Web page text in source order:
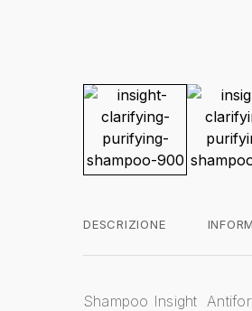
DESCRIZIONE
Shampoo Insight